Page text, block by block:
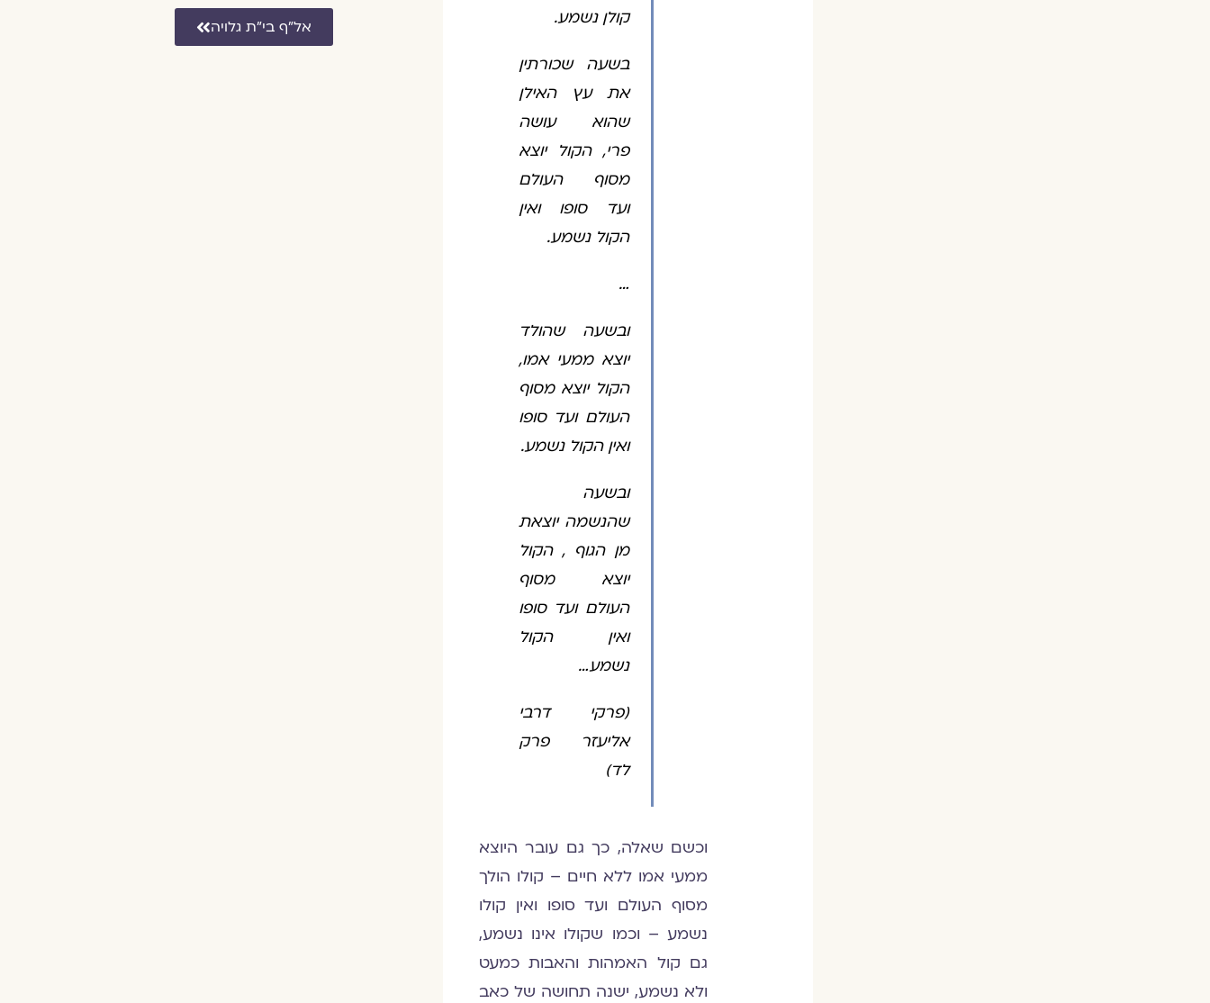
קולן נשמע.
בשעה שכורתין
את עץ האילן
שהוא עושה
פרי, הקול יוצא
מסוף העולם
ועד סופו ואין
הקול נשמע.
…
ובשעה שהולד
יוצא ממעי אמו,
הקול יוצא מסוף
העולם ועד סופו
ואין הקול נשמע.
ובשעה
שהנשמה יוצאת
מן הגוף , הקול
יוצא מסוף
העולם ועד סופו
ואין הקול
נשמע…
(פרקי דרבי
אליעזר פרק
לד)
וכשם שאלה, כך גם עובר היוצא
ממעי אמו ללא חיים – קולו הולך
מסוף העולם ועד סופו ואין קולו
נשמע – וכמו שקולו אינו נשמע,
גם קול האמהות והאבות כמעט
ולא נשמע, ישנה תחושה של כאב
אל״ף בי״ת גלויה